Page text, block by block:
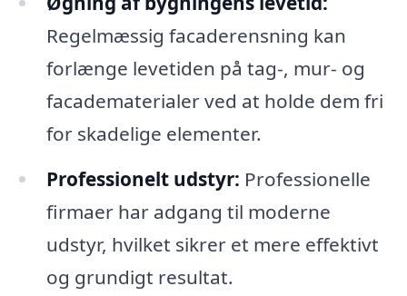
Regelmæssig facaderensning kan
forlænge levetiden på tag-, mur- og
facadematerialer ved at holde dem fri
for skadelige elementer.
Professionelt udstyr: Professionelle
firmaer har adgang til moderne
udstyr, hvilket sikrer et mere effektivt
og grundigt resultat.